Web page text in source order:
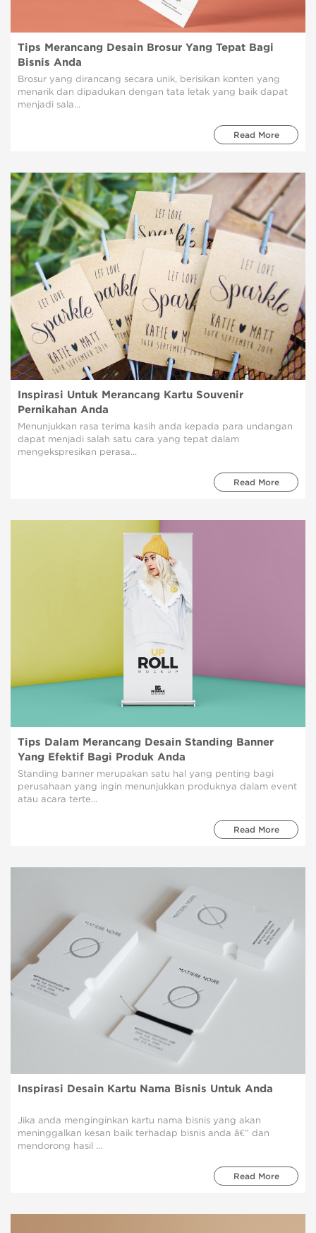
Tips Merancang Desain Brosur Yang Tepat Bagi
Bisnis Anda
Brosur yang dirancang secara unik, berisikan konten yang
menarik dan dipadukan dengan tata letak yang baik dapat
menjadi sala...
Read More
Inspirasi Untuk Merancang Kartu Souvenir
Pernikahan Anda
Menunjukkan rasa terima kasih anda kepada para undangan
dapat menjadi salah satu cara yang tepat dalam
mengekspresikan perasa...
Read More
Tips Dalam Merancang Desain Standing Banner
Yang Efektif Bagi Produk Anda
Standing banner merupakan satu hal yang penting bagi
perusahaan yang ingin menunjukkan produknya dalam event
atau acara terte...
Read More
Inspirasi Desain Kartu Nama Bisnis Untuk Anda
Jika anda menginginkan kartu nama bisnis yang akan
meninggalkan kesan baik terhadap bisnis anda â€” dan
mendorong hasil ...
Read More